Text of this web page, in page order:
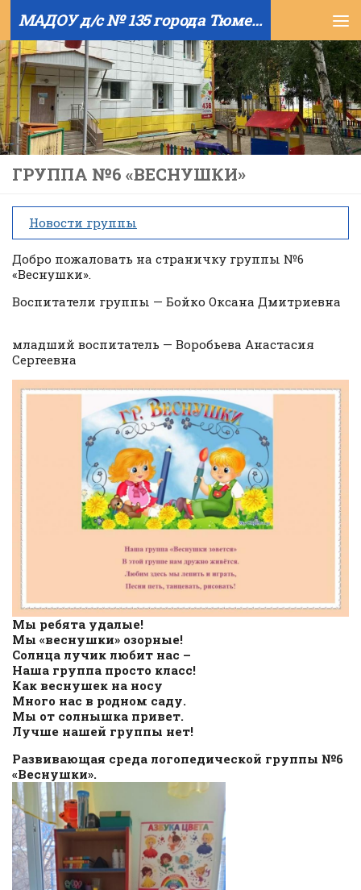
Skip to content МАДОУ д/с № 135 города Тюмени
ГРУППА №6 «ВЕСНУШКИ»
Новости группы
Добро пожаловать на страничку группы №6
«Веснушки».
Воспитатели группы — Бойко Оксана Дмитриевна
младший воспитатель — Воробьева Анастасия
Сергеевна
Мы ребята удалые!
Мы «веснушки» озорные!
Солнца лучик любит нас –
Наша группа просто класс!
Как веснушек на носу
Много нас в родном саду.
Мы от солнышка привет.
Лучше нашей группы нет!
Развивающая среда логопедической группы №6
«Веснушки».